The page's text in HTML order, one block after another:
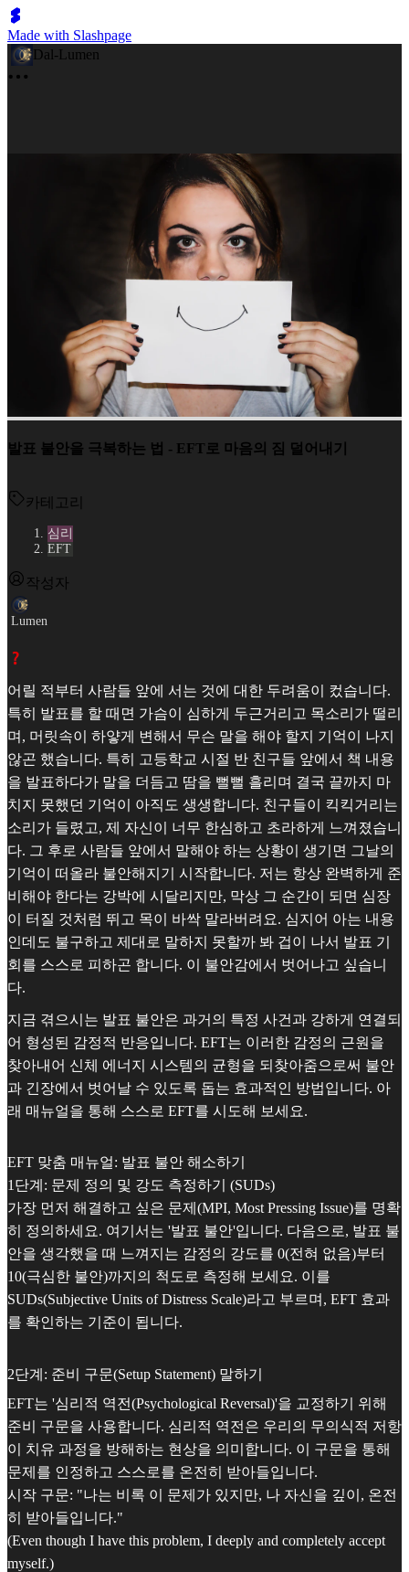
Made with Slashpage
Dal-Lumen
발표 불안을 극복하는 법 - EFT로 마음의 짐 덜어내기
카테고리
심리
EFT
작성자
Lumen
어릴 적부터 사람들 앞에 서는 것에 대한 두려움이 컸습니다.
특히 발표를 할 때면 가슴이 심하게 두근거리고 목소리가 떨리
며, 머릿속이 하얗게 변해서 무슨 말을 해야 할지 기억이 나지
않곤 했습니다. 특히 고등학교 시절 반 친구들 앞에서 책 내용
을 발표하다가 말을 더듬고 땀을 뻘뻘 흘리며 결국 끝까지 마
치지 못했던 기억이 아직도 생생합니다. 친구들이 킥킥거리는
소리가 들렸고, 제 자신이 너무 한심하고 초라하게 느껴졌습니
다. 그 후로 사람들 앞에서 말해야 하는 상황이 생기면 그날의
기억이 떠올라 불안해지기 시작합니다. 저는 항상 완벽하게 준
비해야 한다는 강박에 시달리지만, 막상 그 순간이 되면 심장
이 터질 것처럼 뛰고 목이 바싹 말라버려요. 심지어 아는 내용
인데도 불구하고 제대로 말하지 못할까 봐 겁이 나서 발표 기
회를 스스로 피하곤 합니다. 이 불안감에서 벗어나고 싶습니
다.
지금 겪으시는 발표 불안은 과거의 특정 사건과 강하게 연결되
어 형성된 감정적 반응입니다. EFT는 이러한 감정의 근원을
찾아내어 신체 에너지 시스템의 균형을 되찾아줌으로써 불안
과 긴장에서 벗어날 수 있도록 돕는 효과적인 방법입니다. 아
래 매뉴얼을 통해 스스로 EFT를 시도해 보세요.
EFT 맞춤 매뉴얼: 발표 불안 해소하기
1단계: 문제 정의 및 강도 측정하기 (SUDs)
가장 먼저 해결하고 싶은 문제(MPI, Most Pressing Issue)를 명확
히 정의하세요. 여기서는 '발표 불안'입니다. 다음으로, 발표 불
안을 생각했을 때 느껴지는 감정의 강도를 0(전혀 없음)부터
10(극심한 불안)까지의 척도로 측정해 보세요. 이를
SUDs(Subjective Units of Distress Scale)라고 부르며, EFT 효과
를 확인하는 기준이 됩니다.
2단계: 준비 구문(Setup Statement) 말하기
EFT는 '심리적 역전(Psychological Reversal)'을 교정하기 위해
준비 구문을 사용합니다. 심리적 역전은 우리의 무의식적 저항
이 치유 과정을 방해하는 현상을 의미합니다. 이 구문을 통해
문제를 인정하고 스스로를 온전히 받아들입니다.
시작 구문: "나는 비록 이 문제가 있지만, 나 자신을 깊이, 온전
히 받아들입니다."
(Even though I have this problem, I deeply and completely accept
myself.)